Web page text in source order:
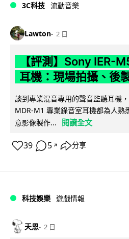
3C科技 流動音樂
Lawton 2 日
【評測】Sony IER-
耳機：現場拍攝、後
談到專業混音專用的聲音監聽耳機
MDR-M1 專業錄音室耳機都為人熟
意影像製作...
閱讀全文
39 5 ↗ 分享
科技娛樂 遊戲情報
天恩 2 日